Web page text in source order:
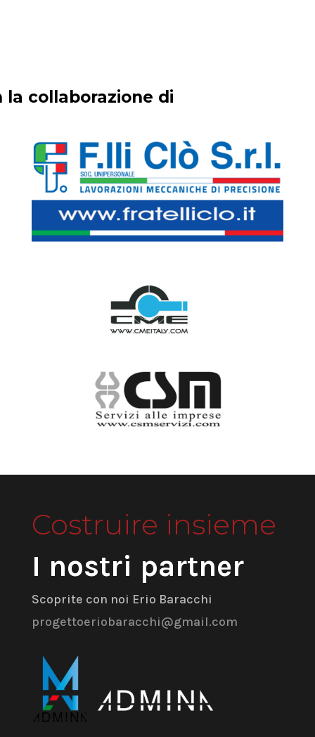
la collaborazione di
Costruire insieme
I nostri partner
Scoprite con noi Erio Baracchi
progettoeriobaracchi@gmail.com